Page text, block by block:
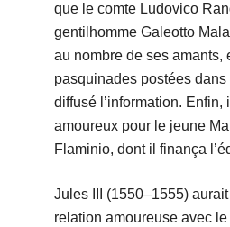
que le comte Ludovico
gentilhomme Galeotto
au nombre de ses amants,
pasquinades postées
diffusé l’information. Enfin,
amoureux pour le jeune
Flaminio, dont il finança
Jules III (1550–1555)
relation amoureuse avec le